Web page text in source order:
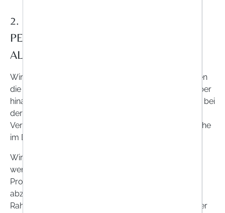
2. NUTZUNG UND WEITERGABE
PERSÖNLICHER DATEN IM
ALLGEMEINEN
Wir nutzen Ihre personenbezogenen Daten, um Ihnen
die Nutzung unserer Website zu ermöglichen. Darüber
hinaus erfolgen eine Verarbeitung und Übermittlung bei
der Nutzung unserer Website, soweit Sie in die
Verwendung entsprechender Dienste einwilligen, siehe
im Detail Ziffer 7.
Wir nutzen Ihre persönlichen Daten im Allgemeinen,
wenn Sie bei uns im Rahmen von ONLINEAPO.at
Produkte kaufen, um den Kauf abzuwickeln und
abzurechnen. Wir nutzen Ihre Daten zudem, im
Rahmen einer von Ihnen gewünschten Beratung oder